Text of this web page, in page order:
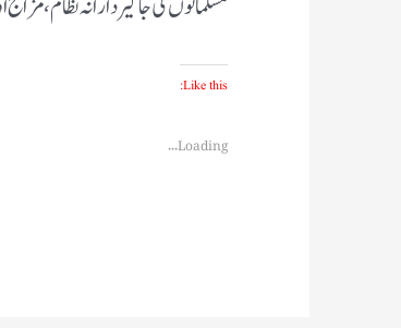
Like this:
Loading...